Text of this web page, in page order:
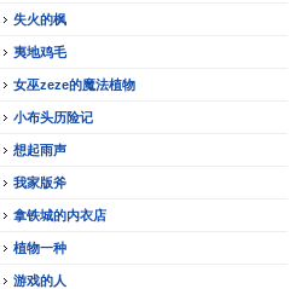
失火的枫
夷地鸡毛
女巫zeze的魔法植物
小布头历险记
想起雨声
我家版斧
拿铁城的内衣店
植物一种
游戏的人